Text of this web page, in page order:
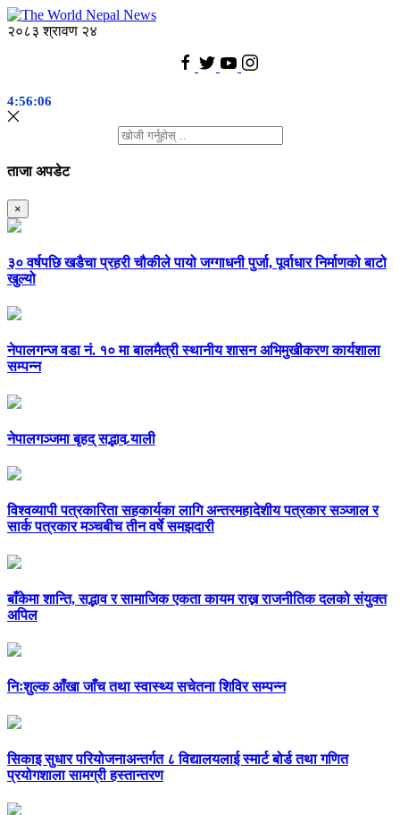
२०८३ श्रावण २४
4:56:06
ताजा अपडेट
×
३० वर्षपछि खडैचा प्रहरी चौकीले पायो जग्गाधनी पुर्जा, पूर्वाधार निर्माणको बाटो
खुल्यो
नेपालगन्ज वडा नं. १० मा बालमैत्री स्थानीय शासन अभिमुखीकरण कार्यशाला
सम्पन्न
नेपालगञ्जमा बृहद् सद्भाव र्‍याली
विश्वव्यापी पत्रकारिता सहकार्यका लागि अन्तरमहादेशीय पत्रकार सञ्जाल र
सार्क पत्रकार मञ्चबीच तीन वर्षे समझदारी
बाँकेमा शान्ति, सद्भाव र सामाजिक एकता कायम राख्न राजनीतिक दलको संयुक्त
अपिल
निःशुल्क आँखा जाँच तथा स्वास्थ्य सचेतना शिविर सम्पन्न
सिकाइ सुधार परियोजनाअन्तर्गत ८ विद्यालयलाई स्मार्ट बोर्ड तथा गणित
प्रयोगशाला सामग्री हस्तान्तरण